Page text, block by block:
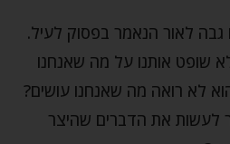
לאור הנאמר בפסוק לעיל.
שופט אותנו על מה שאנחנו
לא רואה מה שאנחנו עושים?
לעשות את הדברים שהיצר